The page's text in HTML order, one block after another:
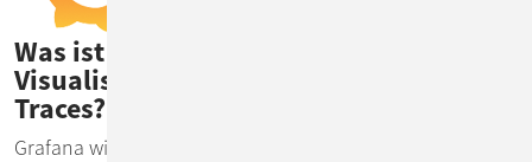
Was ist Grafana und wie hilft es bei der
Visualisierung von Metriken, Logs und
Traces?
Grafana wird für das Visualisieren von Metriken